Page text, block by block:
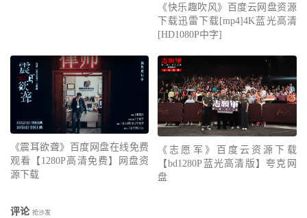
《快乐趣吹风》百度云网盘资源
下载迅雷下载[mp4]4K蓝光高清
[HD1080P中字]
《震耳欲聋》百度网盘在线免费
观看【1280P高清免费】网盘资
源下载
《志愿军》百度云资源下载
【bd1280P蓝光高清版】夸克网
盘
评论 抢沙发